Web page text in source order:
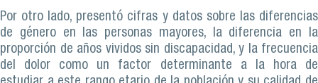
Por otro lado, presentó cifras y datos sobre las diferencias
de género en las personas mayores, la diferencia en la
proporción de años vividos sin discapacidad, y la frecuencia
del dolor como un factor determinante a la hora de